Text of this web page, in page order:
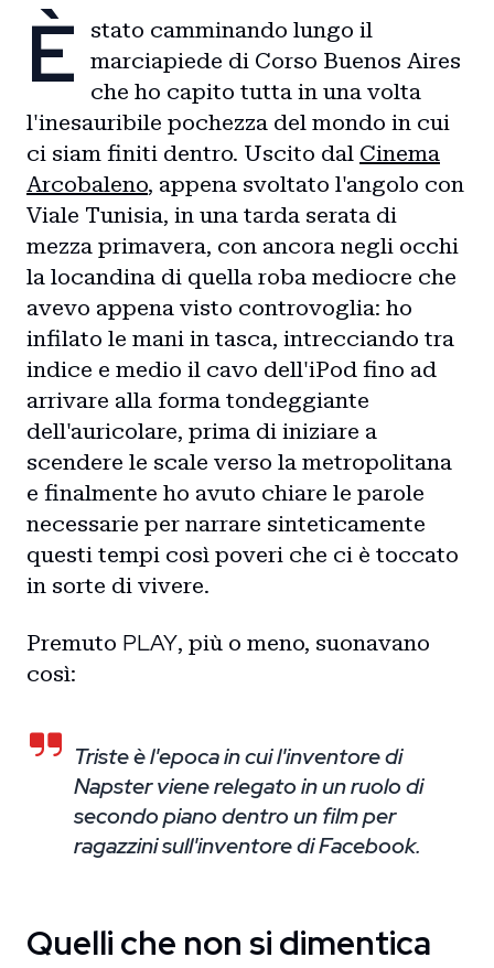
È
stato camminando lungo il
marciapiede di Corso Buenos Aires
che ho capito tutta in una volta
l'inesauribile pochezza del mondo in cui
ci siam finiti dentro. Uscito dal Cinema
Arcobaleno, appena svoltato l'angolo con
Viale Tunisia, in una tarda serata di
mezza primavera, con ancora negli occhi
la locandina di quella roba mediocre che
avevo appena visto controvoglia: ho
infilato le mani in tasca, intrecciando tra
indice e medio il cavo dell'iPod fino ad
arrivare alla forma tondeggiante
dell'auricolare, prima di iniziare a
scendere le scale verso la metropolitana
e finalmente ho avuto chiare le parole
necessarie per narrare sinteticamente
questi tempi così poveri che ci è toccato
in sorte di vivere.
Premuto PLAY, più o meno, suonavano
così:
Triste è l'epoca in cui l'inventore di
Napster viene relegato in un ruolo di
secondo piano dentro un film per
ragazzini sull'inventore di Facebook.
Quelli che non si dimentica